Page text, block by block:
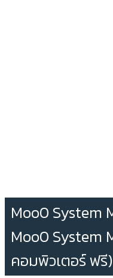
Moo0 System
Moo0 System
คอมพิวเตอร์ ฟรี)